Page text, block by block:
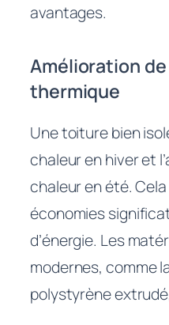
avantages.
Amélioration
thermique
Une toiture bien
chaleur en hiver et
chaleur en été.
économies
d’énergie. Les
modernes, comme
polystyrène